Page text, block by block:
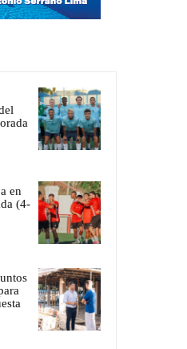
en
(4-